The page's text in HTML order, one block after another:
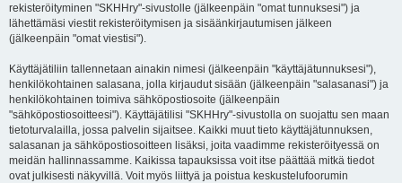
rekisteröityminen "SKHHry"-sivustolle (jälkeenpäin "omat tunnuksesi") ja
lähettämäsi viestit rekisteröitymisen ja sisäänkirjautumisen jälkeen
(jälkeenpäin "omat viestisi").
Käyttäjätiliin tallennetaan ainakin nimesi (jälkeenpäin "käyttäjätunnuksesi"),
henkilökohtainen salasana, jolla kirjaudut sisään (jälkeenpäin "salasanasi") ja
henkilökohtainen toimiva sähköpostiosoite (jälkeenpäin
"sähköpostiosoitteesi"). Käyttäjätilisi "SKHHry"-sivustolla on suojattu sen maan
tietoturvalailla, jossa palvelin sijaitsee. Kaikki muut tieto käyttäjätunnuksen,
salasanan ja sähköpostiosoitteen lisäksi, joita vaadimme rekisteröityessä on
meidän hallinnassamme. Kaikissa tapauksissa voit itse päättää mitkä tiedot
ovat julkisesti näkyvillä. Voit myös liittyä ja poistua keskustelufoorumin